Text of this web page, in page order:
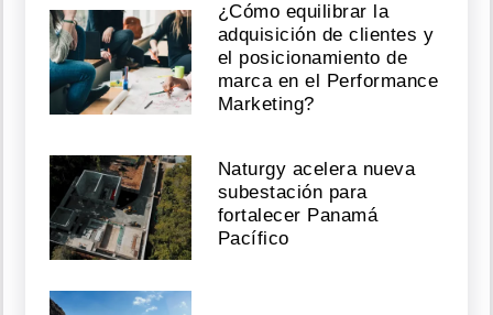
¿Cómo equilibrar la
adquisición de clientes y
el posicionamiento de
marca en el Performance
Marketing?
Naturgy acelera nueva
subestación para
fortalecer Panamá
Pacífico